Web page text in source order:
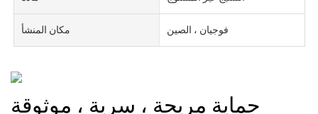
مكان المنشأ فوجيان ، الصين